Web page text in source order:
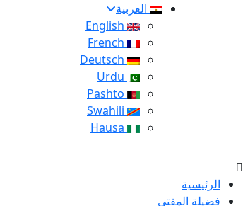
العربية
الرئيسية
فضيلة المفتى